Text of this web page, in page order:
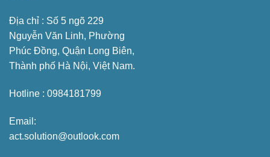
Địa chỉ : Số 5 ngõ 229
Nguyễn Văn Linh, Phường
Phúc Đồng, Quận Long Biên,
Thành phố Hà Nội, Việt Nam.
Hotline : 0984181799
Email:
act.solution@outlook.com